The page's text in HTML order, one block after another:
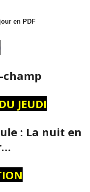
en PDF
champ
JEUDI
: La nuit en